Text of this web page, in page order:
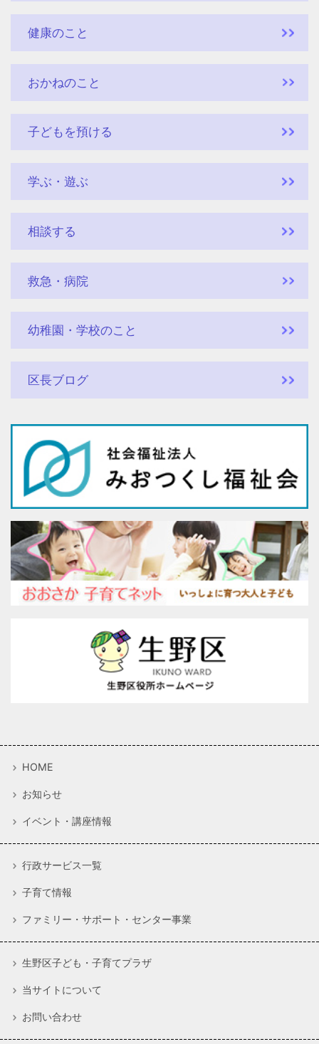
健康のこと
おかねのこと
子どもを預ける
学ぶ・遊ぶ
相談する
救急・病院
幼稚園・学校のこと
区長ブログ
HOME
お知らせ
イベント・講座情報
行政サービス一覧
子育て情報
ファミリー・サポート・センター事業
生野区子ども・子育てプラザ
当サイトについて
お問い合わせ